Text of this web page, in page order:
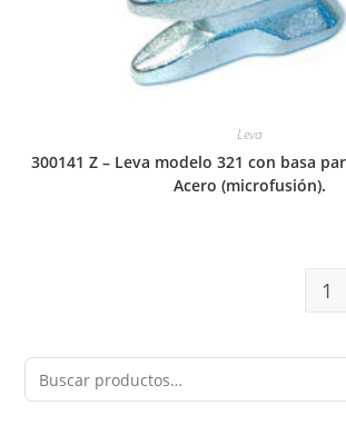
Leva
300141 Z – Leva modelo 321 con basa
Acero (microfusión).
1